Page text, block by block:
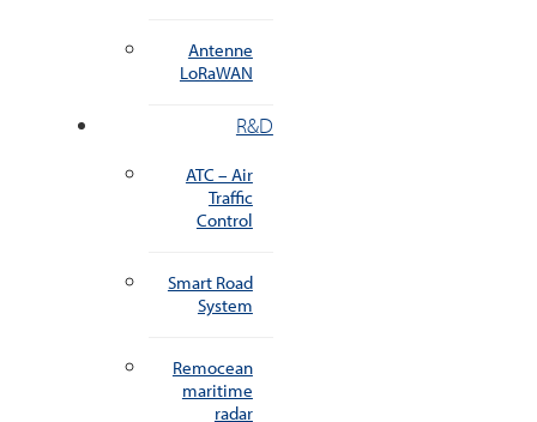
Antenne
LoRaWAN
R&D
ATC – Air
Traffic
Control
Smart Road
System
Remocean
maritime
radar